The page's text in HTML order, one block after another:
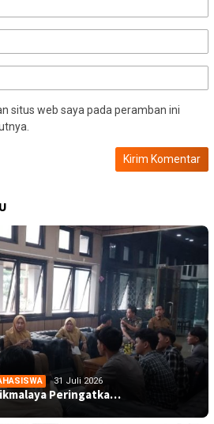
situs web saya pada peramban ini
31 Juli 2026
Peringatka…